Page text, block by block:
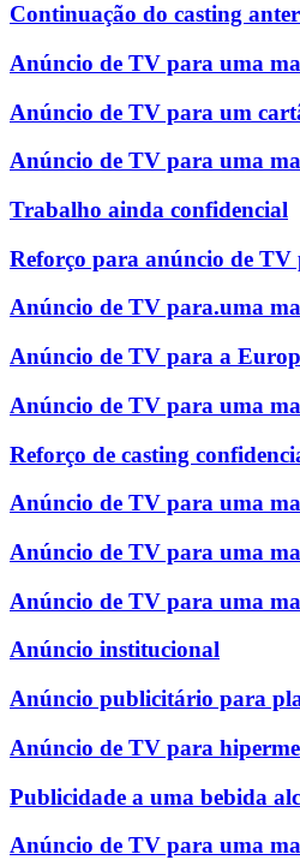
Continuação do casting
Anúncio de TV para uma
Anúncio de TV para um
Anúncio de TV para uma
Trabalho ainda confidencial
Reforço para anúncio de
Anúncio de TV para.uma
Anúncio de TV para a
Anúncio de TV para uma
Reforço de casting
Anúncio de TV para uma
Anúncio de TV para uma
Anúncio de TV para uma
Anúncio institucional
Anúncio publicitário para
Anúncio de TV para
Publicidade a uma bebida
Anúncio de TV para uma